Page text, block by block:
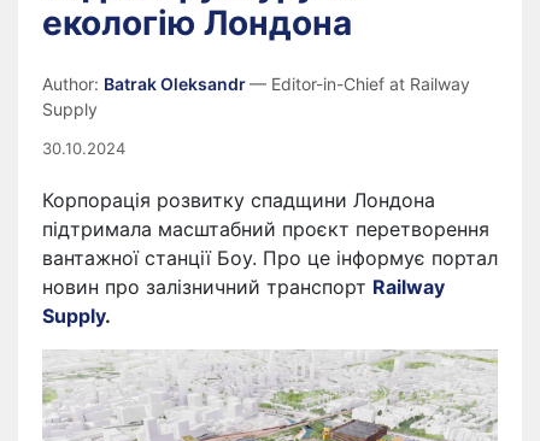
екологію Лондона
Author: Batrak Oleksandr— Editor-in-Chief at Railway
Supply
30.10.2024
Корпорація розвитку спадщини Лондона
підтримала масштабний проєкт перетворення
вантажної станції Боу. Про це інформує портал
новин про залізничний транспорт Railway
Supply.